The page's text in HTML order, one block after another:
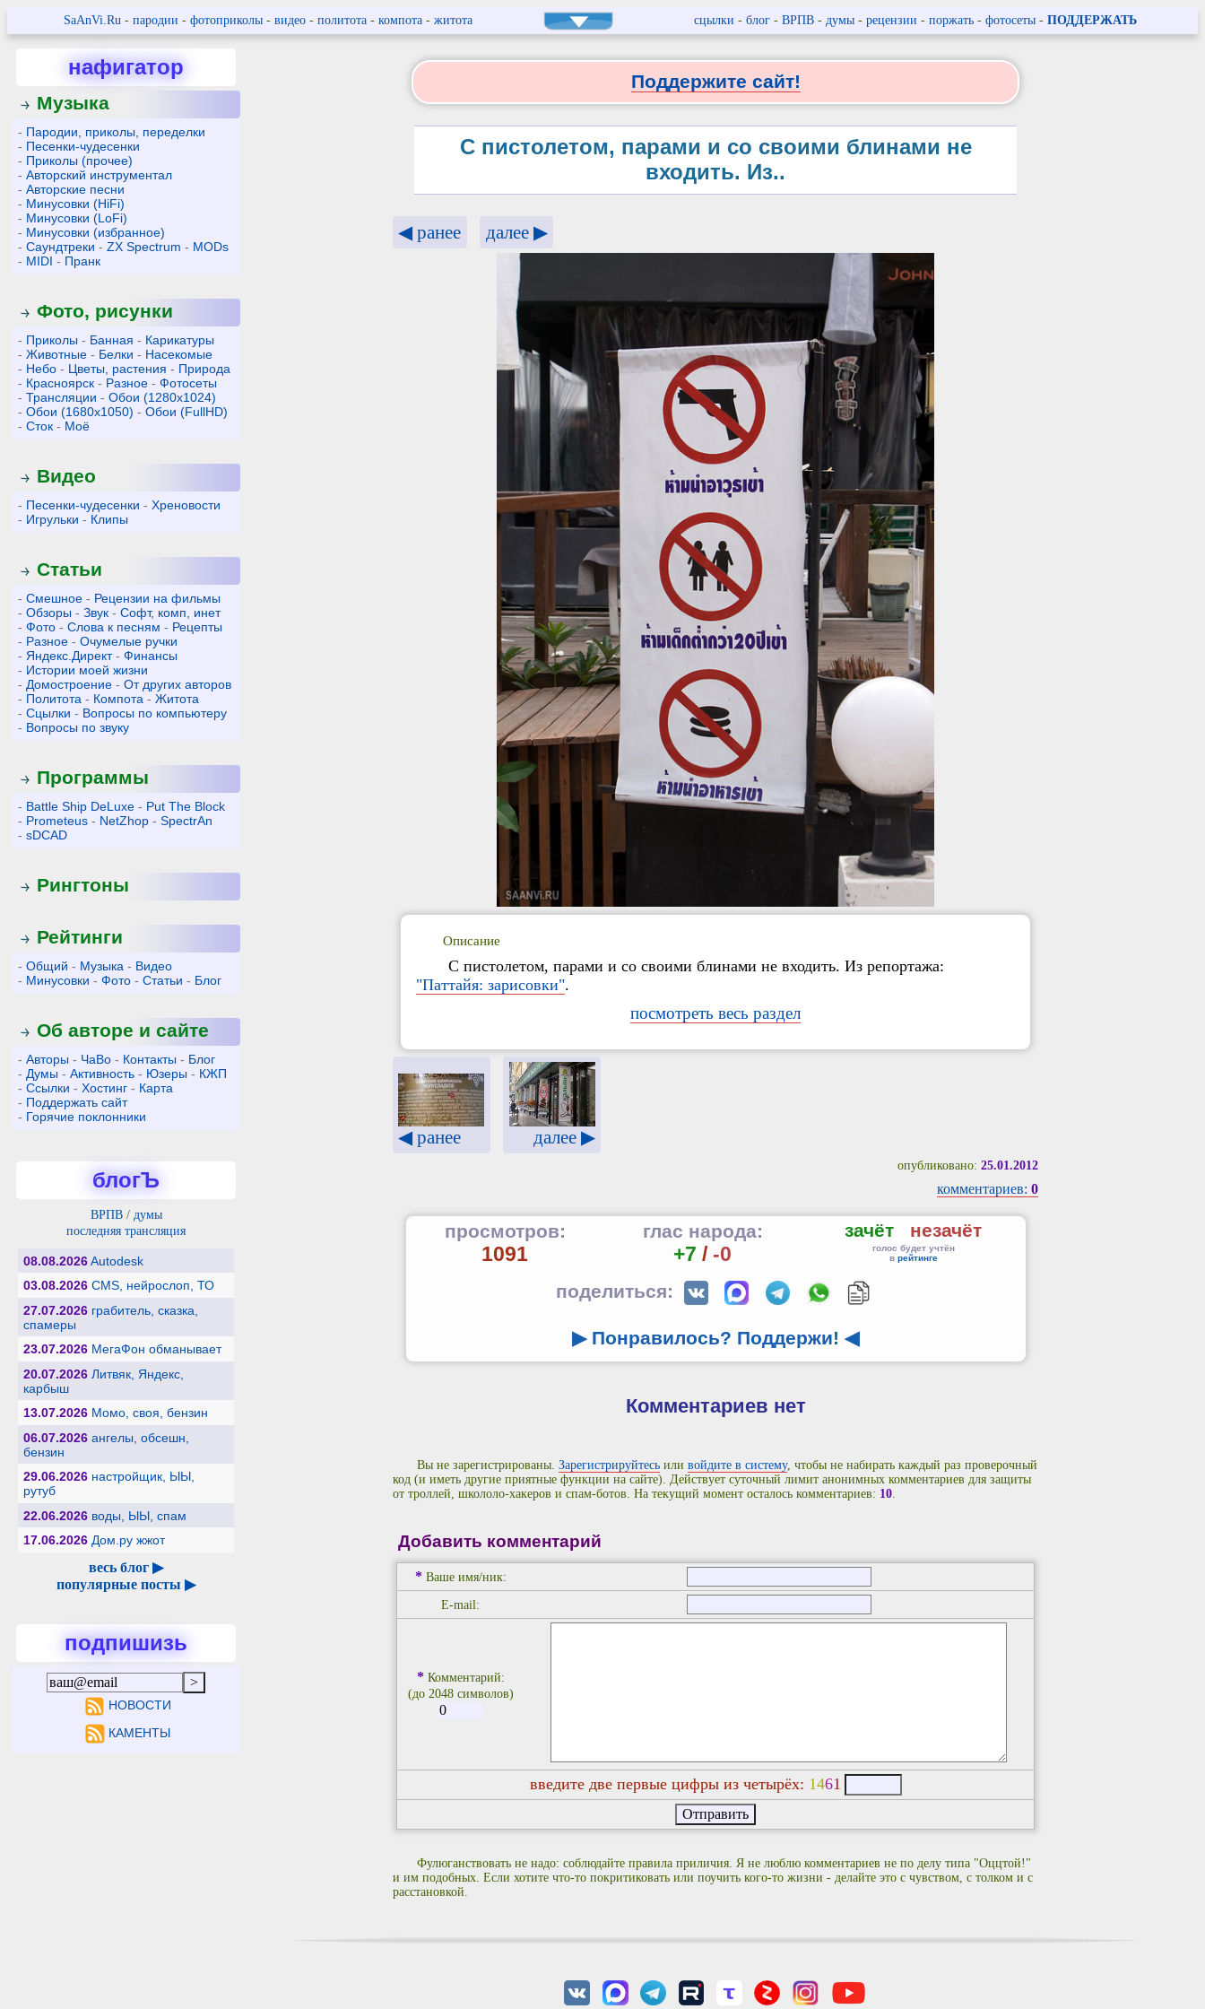
SaAnVi.Ru- пародии - фотоприколы- видео- политота- компота- житота сцылки - блог- ВРПВ- думы- рецензии - поржать- фотосеты - ПОДДЕРЖАТЬ
нафигатор
Музыка
- Пародии, приколы, переделки
- Песенки-чудесенки
- Приколы (прочее)
-Авторский инструментал
-Авторские песни
- Минусовки (HiFi)
- Минусовки (LoFi)
- Минусовки (избранное)
-Саундтреки -ZX Spectrum - MODs
- MIDI - Пранк
Фото, рисунки
- Приколы - Банная - Карикатуры
-Животные - Белки - Насекомые
- Небо - Цветы, растения - Природа
- Красноярск - Разное -Фотосеты
-Трансляции -Обои (1280x1024)
-Обои (1680x1050) -Обои (FullHD)
-Сток - Моё
Видео
- Песенки-чудесенки -Хреновости
- Игрульки - Клипы
Статьи
-Смешное - Рецензии на фильмы
-Обзоры -Звук -Софт, комп, инет
-Фото -Слова к песням - Рецепты
- Разное -Очумелые ручки
- Яндекс.Директ-Финансы
- Истории моей жизни
- Домостроение -От других авторов
- Политота - Компота -Житота
-Сцылки - Вопросы по компьютеру
- Вопросы по звуку
Программы
- Battle Ship DeLuxe - Put The Block
- Prometeus - NetZhop -SpectrAn
-sDCAD
Рингтоны
Рейтинги
-Общий - Музыка - Видео
- Минусовки -Фото -Статьи - Блог
Об авторе и сайте
-Авторы - ЧаВо - Контакты - Блог
- Думы -Активность - Юзеры - КЖП
-Ссылки -Хостинг - Карта
- Поддержать сайт
- Горячие поклонники
блогЪ
ВРПВ/ думы
последняя трансляция
08.08.2026Autodesk
03.08.2026 CMS, нейрослоп, ТО
27.07.2026 грабитель, сказка,
спамеры
23.07.2026 МегаФон обманывает
20.07.2026 Литвяк, Яндекс,
карбыш
13.07.2026 Момо, своя, бензин
06.07.2026 ангелы, обсешн,
бензин
29.06.2026 настройщик, ЫЫ,
рутуб
22.06.2026 воды, ЫЫ, спам
17.06.2026 Дом.ру жжот
весь блог ▶
популярные посты ▶
подпишизь
НОВОСТИ
КАМЕНТЫ
Поддержите сайт!
С пистолетом, парами и со своими блинами не
входить. Из..
◀ ранее далее ▶
Описание
С пистолетом, парами и со своими блинами не входить. Из репортажа:
"Паттайя: зарисовки".
посмотреть весь раздел
◀ ранее далее ▶
опубликовано: 25.01.2012
комментариев: 0
просмотров:
1091
глас народа:
+7 / -0
зачёт незачёт
голос будет учтён
в рейтинге
поделиться:
▶ Понравилось? Поддержи! ◀
Комментариев нет
Вы не зарегистрированы.Зарегистрируйтесь иливойдите в систему, чтобы не набирать каждый раз проверочный
код (и иметь другие приятные функции на сайте). Действует суточный лимит анонимных комментариев для защиты
от троллей, школоло-хакеров и спам-ботов. На текущий момент осталось комментариев: 10
Добавить комментарий
* Ваше имя/ник:
E-mail:
* Комментарий:
(до 2048 символов)
введите две первые цифры из четырёх: 1461
Фулюганствовать не надо: соблюдайте правила приличия. Я не люблю комментариев не по делу типа "Оццтой!"
и им подобных. Если хотите что-то покритиковать или поучить кого-то жизни - делайте это с чувством, с толком и с
расстановкой.